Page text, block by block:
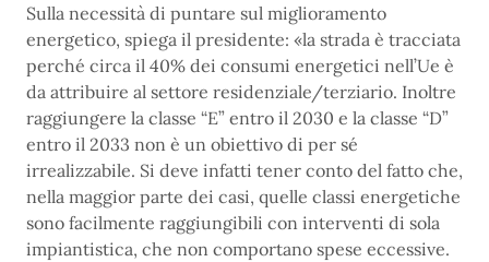
Sulla necessità di puntare sul miglioramento
energetico, spiega il presidente: «la strada è tracciata
perché circa il 40% dei consumi energetici nell’Ue è
da attribuire al settore residenziale/terziario. Inoltre
raggiungere la classe “E” entro il 2030 e la classe “D”
entro il 2033 non è un obiettivo di per sé
irrealizzabile. Si deve infatti tener conto del fatto che,
nella maggior parte dei casi, quelle classi energetiche
sono facilmente raggiungibili con interventi di sola
impiantistica, che non comportano spese eccessive.